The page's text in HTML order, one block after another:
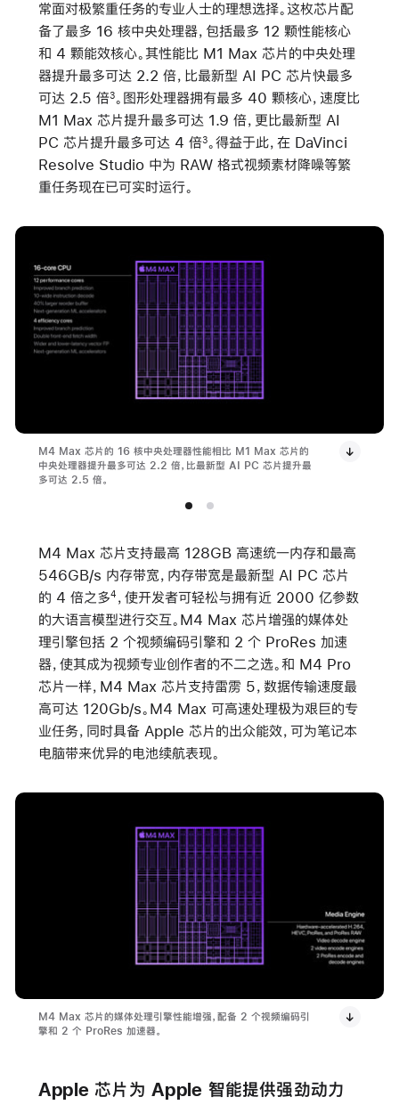
常面对极繁重任务的专业人士的理想选择。这枚芯片配
备了最多 16 核中央处理器，包括最多 12 颗性能核心
和 4 颗能效核心。其性能比 M1 Max 芯片的中央处理
器提升最多可达 2.2 倍，比最新型 AI PC 芯片快最多
可达 2.5 倍3。图形处理器拥有最多 40 颗核心，速度比
M1 Max 芯片提升最多可达 1.9 倍，更比最新型 AI
PC 芯片提升最多可达 4 倍3。得益于此，在 DaVinci
Resolve Studio 中为 RAW 格式视频素材降噪等繁
重任务现在已可实时运行。
M4 Max 芯片的 16 核中央处理器性能相比 M1 Max 芯片的
中央处理器提升最多可达 2.2 倍，比最新型 AI PC 芯片提升最
多可达 2.5 倍。
M4 Max 芯片支持最高 128GB 高速统一内存和最高
546GB/s 内存带宽，内存带宽是最新型 AI PC 芯片
的 4 倍之多4 ，使开发者可轻松与拥有近 2000 亿参数
的大语言模型进行交互。M4 Max 芯片增强的媒体处
理引擎包括 2 个视频编码引擎和 2 个 ProRes 加速
器，使其成为视频专业创作者的不二之选。和 M4 Pro
芯片一样，M4 Max 芯片支持雷雳 5，数据传输速度最
高可达 120Gb/s。M4 Max 可高速处理极为艰巨的专
业任务，同时具备 Apple 芯片的出众能效，可为笔记本
电脑带来优异的电池续航表现。
M4 Max 芯片的媒体处理引擎性能增强，配备 2 个视频编码引
擎和 2 个 ProRes 加速器。
Apple 芯片为 Apple 智能提供强劲动力